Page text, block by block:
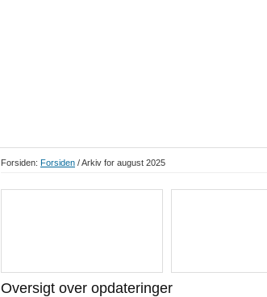
Forsiden: Forsiden / Arkiv for august 2025
Oversigt over opdateringer